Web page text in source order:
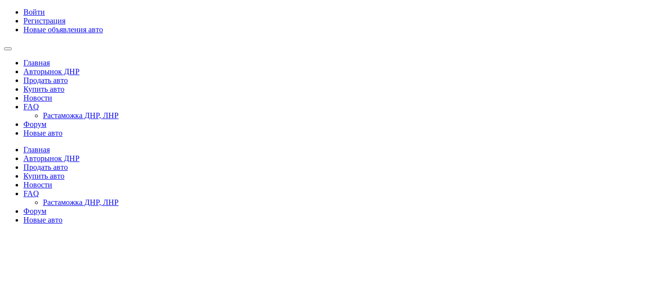
Войти
Регистрация
Новые объявления авто
Главная
Авторынок ДНР
Продать авто
Купить авто
Новости
FAQ
Растаможка ДНР, ЛНР
Форум
Новые авто
Главная
Авторынок ДНР
Продать авто
Купить авто
Новости
FAQ
Растаможка ДНР, ЛНР
Форум
Новые авто